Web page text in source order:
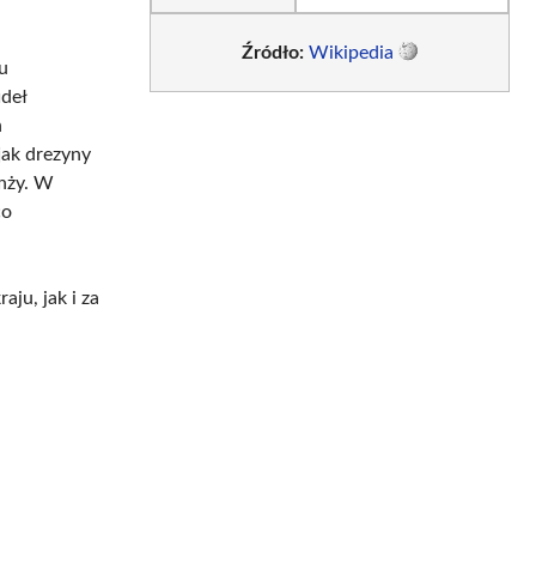
drezyny
W
jak i za
Źródło: Wikipedia